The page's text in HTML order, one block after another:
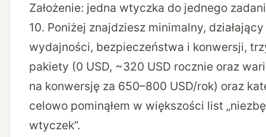
Założenie: jedna wtyczka do jednego
10. Poniżej znajdziesz minimalny,
wydajności, bezpieczeństwa i konwersji,
pakiety (0 USD, ~320 USD rocznie oraz
na konwersję za 650–800 USD/rok) oraz
celowo pominąłem w większości list
wtyczek”.